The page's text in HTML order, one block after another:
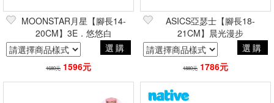
全部尺寸 12 13 13.5
15
17
20
21
篩選
MOONSTAR月星【腳長14-
20CM】3E．悠悠白
選購
1680元 1596元
ASICS亞瑟士【腳長18-
21CM】晨光漫步
選購
1880元 1786元